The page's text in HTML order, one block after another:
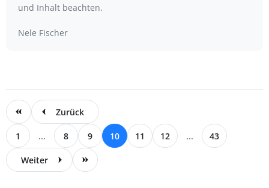
und Inhalt beachten.
Nele Fischer
Zurück
1 ... 8 9 10 11 12 ... 43
Weiter